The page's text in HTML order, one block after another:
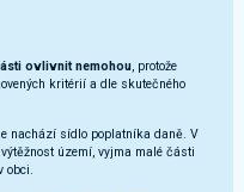
ovlivnit nemohou , protože
kritérií a dle skutečného
nachází sídlo poplatníka daně. V
území, vyjma malé části